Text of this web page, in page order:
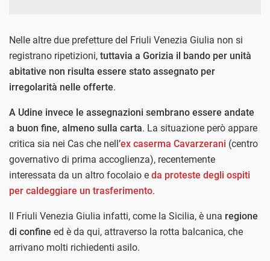
Nelle altre due prefetture del Friuli Venezia Giulia non si
registrano ripetizioni, tuttavia a Gorizia il bando per unità
abitative non risulta essere stato assegnato per
irregolarità nelle offerte.
A Udine invece le assegnazioni sembrano essere andate
a buon fine, almeno sulla carta. La situazione però appare
critica sia nei Cas che nell’ex caserma Cavarzerani (centro
governativo di prima accoglienza), recentemente
interessata da un altro focolaio e da proteste degli ospiti
per caldeggiare un trasferimento.
Il Friuli Venezia Giulia infatti, come la Sicilia, è una regione
di confine ed è da qui, attraverso la rotta balcanica, che
arrivano molti richiedenti asilo.